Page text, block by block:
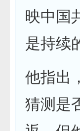
映中国
是持续
他指出
猜测是